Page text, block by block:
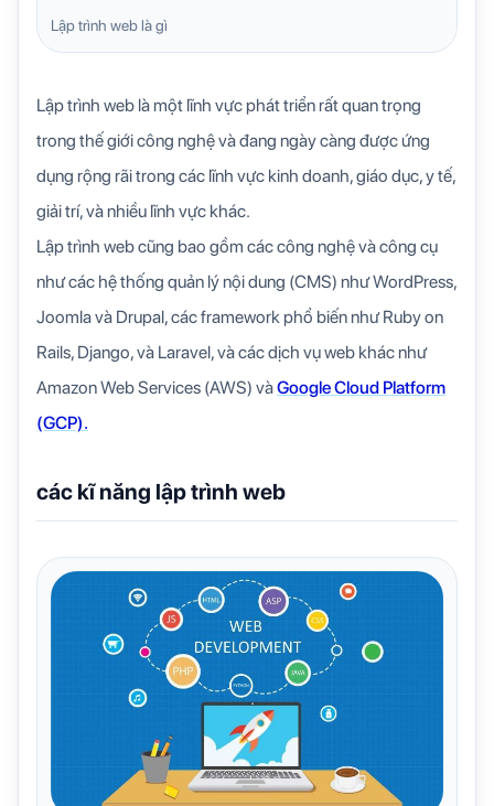
Lập trình web là gì
Lập trình web là một lĩnh vực phát triển rất quan trọng
trong thế giới công nghệ và đang ngày càng được ứng
dụng rộng rãi trong các lĩnh vực kinh doanh, giáo dục, y tế,
giải trí, và nhiều lĩnh vực khác.
Lập trình web cũng bao gồm các công nghệ và công cụ
như các hệ thống quản lý nội dung (CMS) như WordPress,
Joomla và Drupal, các framework phổ biến như Ruby on
Rails, Django, và Laravel, và các dịch vụ web khác như
Amazon Web Services (AWS) vàGoogle Cloud Platform
(GCP).
các kĩ năng lập trình web